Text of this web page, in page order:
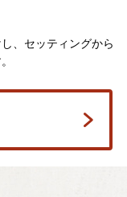
、セッティングから